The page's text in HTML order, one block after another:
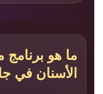
ما هو
الأسنان في